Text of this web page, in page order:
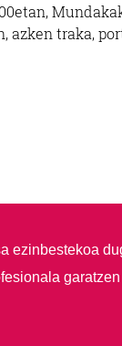
traka,
ezinbestekoa
garatzen